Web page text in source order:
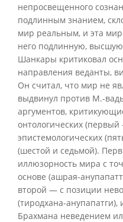
непросвещенного
подлинным знанием,
мир реальным, и эта
него подлинную,
Шанкары критиковал
направления веданты,
Он считал, что мир не
выдвинул против М.-
аргументов,
онтологических
эпистемологических
(шестой и седьмой).
иллюзорность мира с
основе (ашрая-
второй — с позиции
(тиродхана-анупапатги),
Брахмана неведением